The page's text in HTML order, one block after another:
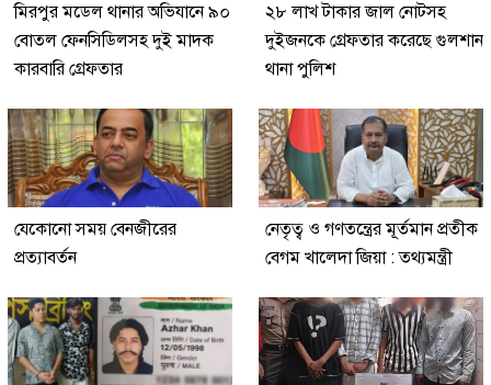
মিরপুর মডেল থানার অভিযানে ৯০
বোতল ফেনসিডিলসহ দুই মাদক
কারবারি গ্রেফতার
২৮ লাখ টাকার জাল নোটসহ
দুইজনকে গ্রেফতার করেছে গুলশান
থানা পুলিশ
যেকোনো সময় বেনজীরের
প্রত্যাবর্তন
নেতৃত্ব ও গণতন্ত্রের মূর্তমান প্রতীক
বেগম খালেদা জিয়া : তথ্যমন্ত্রী